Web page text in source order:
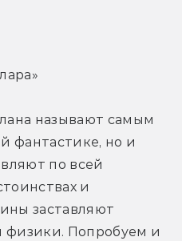
называют самым
фантастике, но и
по всей
и
заставляют
физики. Попробуем и